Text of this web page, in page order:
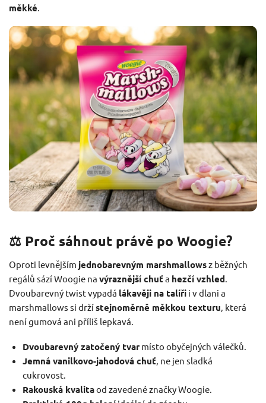
měkké
⚖️ Proč sáhnout právě po Woogie?
Oproti levnějším jednobarevným marshmallowsz běžných
regálů sází Woogie na výraznější chuť a hezčí vzhled.
Dvoubarevný twist vypadá lákavěji na talíři i v dlani a
marshmallows si držístejnoměrně měkkou texturu, která
není gumová ani příliš lepkavá.
Dvoubarevný zatočený tvarmísto obyčejných válečků.
Jemná vanilkovo-jahodová chuť, ne jen sladká
cukrovost.
Rakouská kvalitaod zavedené značky Woogie.